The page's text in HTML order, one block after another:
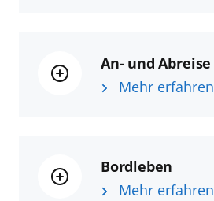
An- und Abreise
Mehr erfahren
Bordleben
Mehr erfahren